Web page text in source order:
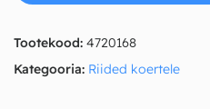
Tootekood: 4720168
Kategooria: Riided koertele